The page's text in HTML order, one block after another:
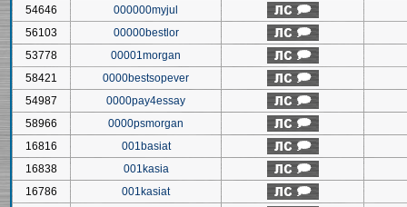
54646
000000myjul
56103
00000bestlor
53778
00001morgan
58421
0000bestsopever
54987
0000pay4essay
58966
0000psmorgan
16816
001basiat
16838
001kasia
16786
001kasiat